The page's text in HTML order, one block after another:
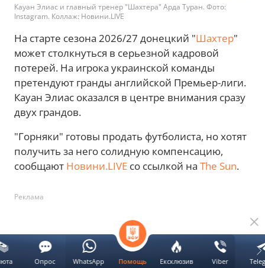
Кауан Элиас и главный тренер "Шахтера" Арда Туран. Фото:
Instagram. Коллаж: Новини.LIVE
На старте сезона 2026/27 донецкий "Шахтер"
может столкнуться в серьезной кадровой
потерей. На игрока украинской команды
претендуют гранды английской Премьер-лиги.
Кауан Элиас оказался в центре внимания сразу
двух грандов.
"Горняки" готовы продать футболиста, но хотят
получить за него солидную компенсацию,
сообщают Новини.LIVE со ссылкой на The Sun.
Реклама
Помощь Ексклюзив Viber
Опрос WhatsApp